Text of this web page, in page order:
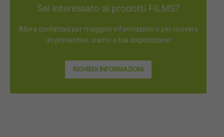
Sei interessato ai prodotti FILMS?
Allora contattaci per maggiori informazioni o per ricevere
un preventivo, siamo a tua disposizione!
RICHIEDI INFORMAZIONI